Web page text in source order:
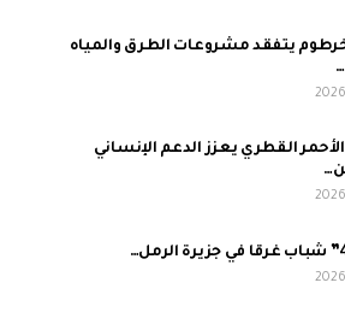
يتفقد مشروعات الطرق والمياه
الأحمر القطري يعزز الدعم الإنساني